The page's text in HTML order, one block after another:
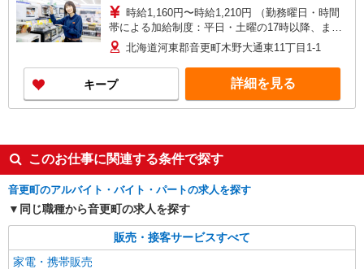
時給1,160円〜時給1,210円 （勤務曜日・時間
帯による加給制度：平日・土曜の17時以降、また
は日曜・祝日の終日は勤務1時間につき50円加給）
※加給制度は学生スタッフ対象外です
北海道河東郡音更町木野大通東11丁目1-1
キープ 詳細を見る
このお仕事に関連する条件で探す
音更町のアルバイト・バイト・パートの求人を探す
同じ職種から音更町の求人を探す
販売・接客サービスすべて
家電・携帯販売